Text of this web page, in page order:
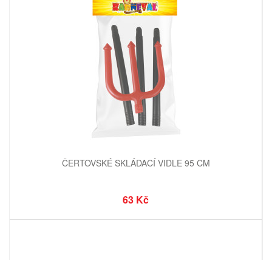
ČERTOVSKÉ SKLÁDACÍ VIDLE 95 CM
63 Kč